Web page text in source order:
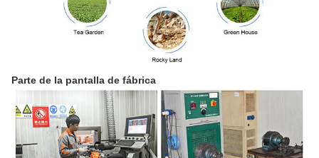
Parte de la pantalla de fábrica